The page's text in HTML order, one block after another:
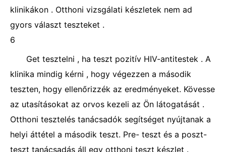
klinikákon . Otthoni vizsgálati készletek nem ad
gyors választ teszteket .
6
Get tesztelni , ha teszt pozitív HIV-antitestek . A
klinika mindig kérni , hogy végezzen a második
teszten, hogy ellenőrizzék az eredményeket. Kövesse
az utasításokat az orvos kezeli az Ön látogatását .
Otthoni tesztelés tanácsadók segítséget nyújtanak a
helyi áttétel a második teszt. Pre- teszt és a poszt-
teszt tanácsadás áll egy otthoni teszt készlet .